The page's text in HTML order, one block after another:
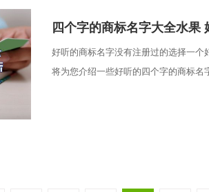
四个字的商标名字大全水果
好听的商标名字没有注册过的选择一
将为您介绍一些好听的四个字的商标名